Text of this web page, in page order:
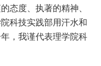
态度、执著的精神、
科技实践部用汗水和
，我谨代表理学院科